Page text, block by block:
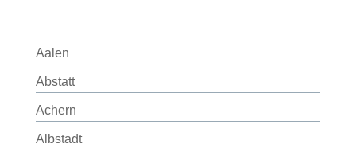
Aalen
Abstatt
Achern
Albstadt